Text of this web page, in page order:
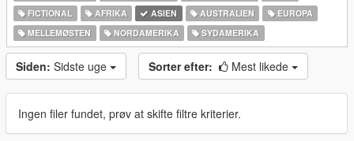
FICTIONAL
AFRIKA ASIEN AUSTRALIEN
EUROPA
MELLEMØSTEN
NORDAMERIKA SYDAMERIKA
Siden: Sidste uge Sorter efter: Mest likede
Ingen filer fundet, prøv at skifte filtre kriterier.